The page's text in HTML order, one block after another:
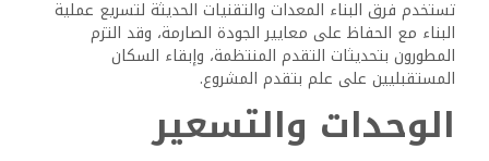
الوحدات الفسيحة المكونة من ثلاث غرف نوم، وبالنسبة لمن
يبحثون عن مساحة أكبر وخصوصية، تتوفر أيضًا منازل مستقلة.
ويضم المجمع إجمالي 630 وحدة سكنية، كما تتراوح الشقق من
التصاميم المدمجة إلى المخططات الأرضية الأكثر اتساعًا، وتوفر
المنازل المستقلة بديلاً للعائلات أو لمن يرغبون في مساحة
معيشة إضافية.